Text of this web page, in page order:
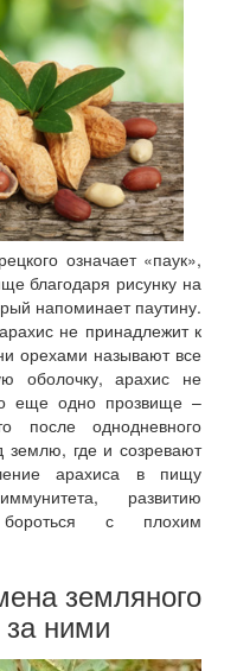
означает «паук»,
благодаря рисунку на
напоминает паутину.
не принадлежит к
орехами называют все
оболочку, арахис не
еще одно прозвище –
после однодневного
землю, где и созревают
арахиса в пищу
развитию
бороться с плохим
земляного
за ними